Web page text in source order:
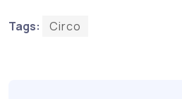
Tags: Circo